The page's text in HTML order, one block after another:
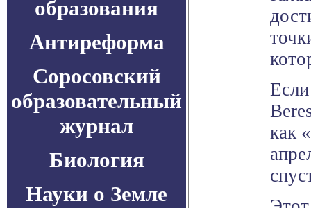
образования
Антиреформа
Соросовский
образовательный
журнал
Биология
Науки о Земле
как